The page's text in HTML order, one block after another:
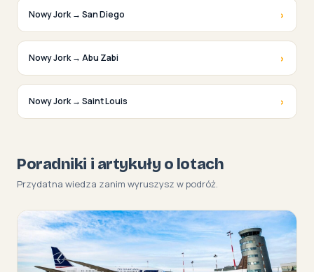
Nowy Jork → San Diego ›
Nowy Jork → Abu Zabi ›
Nowy Jork → Saint Louis ›
Poradniki i artykuły o lotach
Przydatna wiedza zanim wyruszysz w podróż.